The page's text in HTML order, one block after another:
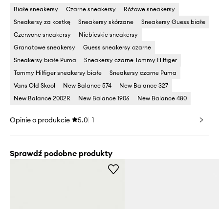
Białe sneakersy Czarne sneakersy
Różowe sneakersy
Sneakersy za kostkę
Sneakersy skórzane
Sneakersy Guess białe
Czerwone sneakersy
Niebieskie sneakersy
Granatowe sneakersy
Guess sneakersy czarne
Sneakersy białe Puma
Sneakersy czarne Tommy Hilfiger
Tommy Hilfiger sneakersy białe
Sneakersy czarne Puma
Vans Old Skool
New Balance 574
New Balance 327
New Balance 2002R
New Balance 1906 New Balance 480
Opinie o produkcie 5.0 1
Sprawdź podobne produkty